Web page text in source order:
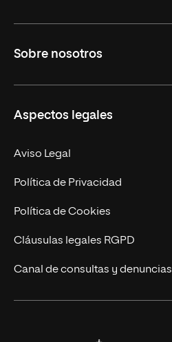
Másteres Oficiales
Doctorados
Experto Universitario
Postgrados
Cursos Universitarios
Sobre nosotros
Facultades
Nuestro Equipo
Trabaja en UNIR
Actualidad
UNIR Revista
Eventos
Aspectos legales
Aviso Legal
Política de Privacidad
Política de Cookies
Cláusulas legales RGPD
Canal de consultas y denuncias